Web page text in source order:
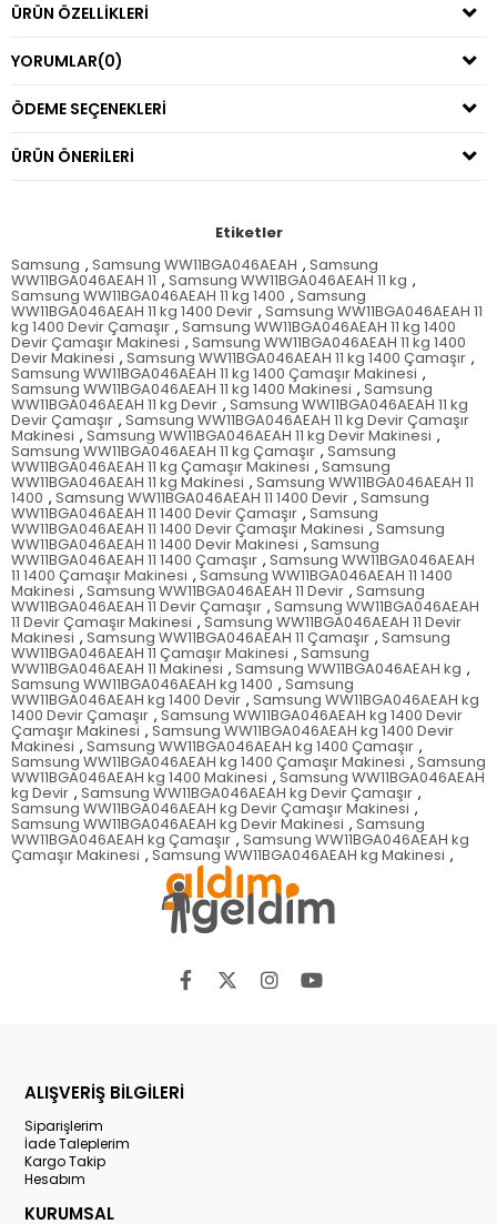
ÜRÜN ÖZELLIKLERI
YORUMLAR(0)
ÖDEME SEÇENEKLERI
ÜRÜN ÖNERILERI
Etiketler
Samsung , Samsung WW11BGA046AEAH , Samsung
WW11BGA046AEAH 11 , Samsung WW11BGA046AEAH 11 kg ,
Samsung WW11BGA046AEAH 11 kg 1400 , Samsung
WW11BGA046AEAH 11 kg 1400 Devir , Samsung WW11BGA046AEAH 11
kg 1400 Devir Çamaşır , Samsung WW11BGA046AEAH 11 kg 1400
Devir Çamaşır Makinesi , Samsung WW11BGA046AEAH 11 kg 1400
Devir Makinesi , Samsung WW11BGA046AEAH 11 kg 1400 Çamaşır ,
Samsung WW11BGA046AEAH 11 kg 1400 Çamaşır Makinesi ,
Samsung WW11BGA046AEAH 11 kg 1400 Makinesi , Samsung
WW11BGA046AEAH 11 kg Devir , Samsung WW11BGA046AEAH 11 kg
Devir Çamaşır , Samsung WW11BGA046AEAH 11 kg Devir Çamaşır
Makinesi , Samsung WW11BGA046AEAH 11 kg Devir Makinesi ,
Samsung WW11BGA046AEAH 11 kg Çamaşır , Samsung
WW11BGA046AEAH 11 kg Çamaşır Makinesi , Samsung
WW11BGA046AEAH 11 kg Makinesi , Samsung WW11BGA046AEAH 11
1400 , Samsung WW11BGA046AEAH 11 1400 Devir , Samsung
WW11BGA046AEAH 11 1400 Devir Çamaşır , Samsung
WW11BGA046AEAH 11 1400 Devir Çamaşır Makinesi ,Samsung
WW11BGA046AEAH 11 1400 Devir Makinesi , Samsung
WW11BGA046AEAH 11 1400 Çamaşır , Samsung WW11BGA046AEAH
11 1400 Çamaşır Makinesi , Samsung WW11BGA046AEAH 11 1400
Makinesi , Samsung WW11BGA046AEAH 11 Devir , Samsung
WW11BGA046AEAH 11 Devir Çamaşır , Samsung WW11BGA046AEAH
11 Devir Çamaşır Makinesi , Samsung WW11BGA046AEAH 11 Devir
Makinesi , Samsung WW11BGA046AEAH 11 Çamaşır , Samsung
WW11BGA046AEAH 11 Çamaşır Makinesi , Samsung
WW11BGA046AEAH 11 Makinesi , Samsung WW11BGA046AEAH kg ,
Samsung WW11BGA046AEAH kg 1400 , Samsung
WW11BGA046AEAH kg 1400 Devir , Samsung WW11BGA046AEAH kg
1400 Devir Çamaşır , Samsung WW11BGA046AEAH kg 1400 Devir
Çamaşır Makinesi , Samsung WW11BGA046AEAH kg 1400 Devir
Makinesi , Samsung WW11BGA046AEAH kg 1400 Çamaşır ,
Samsung WW11BGA046AEAH kg 1400 Çamaşır Makinesi , Samsung
WW11BGA046AEAH kg 1400 Makinesi , Samsung WW11BGA046AEAH
kg Devir , Samsung WW11BGA046AEAH kg Devir Çamaşır ,
Samsung WW11BGA046AEAH kg Devir Çamaşır Makinesi ,
Samsung WW11BGA046AEAH kg Devir Makinesi , Samsung
WW11BGA046AEAH kg Çamaşır , Samsung WW11BGA046AEAH kg
Çamaşır Makinesi , Samsung WW11BGA046AEAH kg Makinesi ,
ALIŞVERİŞ BİLGİLERİ
Siparişlerim
İade Taleplerim
Kargo Takip
Hesabım
KURUMSAL